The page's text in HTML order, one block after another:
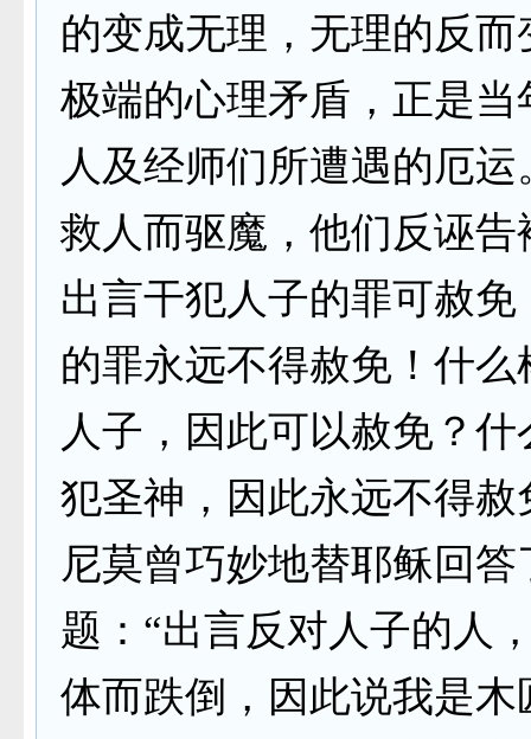
的变成无理，无理的反
极端的心理矛盾，正是
人及经师们所遭遇的厄
救人而驱魔，他们反诬
出言干犯人子的罪可赦
的罪永远不得赦免！什
人子，因此可以赦免？
犯圣神，因此永远不得
尼莫曾巧妙地替耶稣回答
题：“出言反对人子的人
体而跌倒，因此说我是